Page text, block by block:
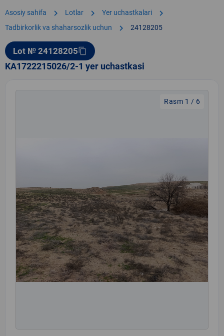
Asosiy sahifa chevron_right Lotlar chevron_right Yer uchastkalari chevron_right
Tadbirkorlik va shaharsozlik uchun chevron_right 24128205
Lot № 24128205content_copy
KA1722215026/2-1 yer uchastkasi
Rasm 1 / 6